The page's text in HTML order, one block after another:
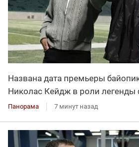
Названа дата премьеры
Николас Кейдж в роли легенды
Панорама 7 минут назад